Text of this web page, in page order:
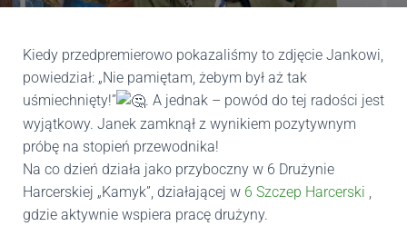
A
Ę
Kiedy przedpremierowo pokazaliśmy to zdjęcie Jankowi,
powiedział: „Nie pamiętam, żebym był aż tak
uśmiechnięty!”
. A jednak – powód do tej radości jest
wyjątkowy. Janek zamknął z wynikiem pozytywnym
próbę na stopień przewodnika!
Na co dzień działa jako przyboczny w 6 Drużynie
Harcerskiej „Kamyk”, działającej w 6 Szczep Harcerski ,
gdzie aktywnie wspiera pracę drużyny.